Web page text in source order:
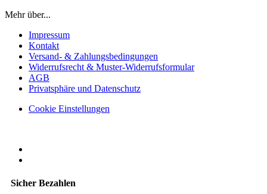
Mehr über...
Impressum
Kontakt
Versand- & Zahlungsbedingungen
Widerrufsrecht & Muster-Widerrufsformular
AGB
Privatsphäre und Datenschutz
Cookie Einstellungen
Sicher Bezahlen